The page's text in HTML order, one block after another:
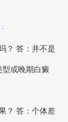
？ 答：并不是
或晚期白癜
？ 答：个体差